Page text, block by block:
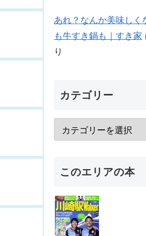
あれ？なんか美味しく
も牛すき鍋も｜すき家
り
カテゴリー
このエリアの本